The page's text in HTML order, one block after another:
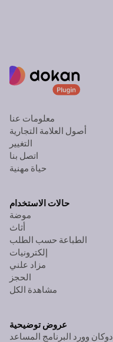
معلومات عنا
أصول العلامة التجارية
التغيير
اتصل بنا
حياة مهنية
حالات الاستخدام
موضة
أثاث
الطباعة حسب الطلب
إلكترونيات
مزاد علني
الحجز
مشاهدة الكل
عروض توضيحية
دوكان وورد البرنامج المساعد